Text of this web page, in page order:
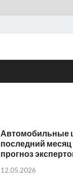
Автомобильные
последний
прогноз
12.05.2026